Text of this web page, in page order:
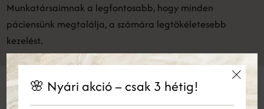
Munkatársaimnak a legfontosabb, hogy minden
páciensünk megtalálja, a számára legtökéletesebb
kezelést.
Miért mi?🌸 Nyári akció – csak 3 hétig!